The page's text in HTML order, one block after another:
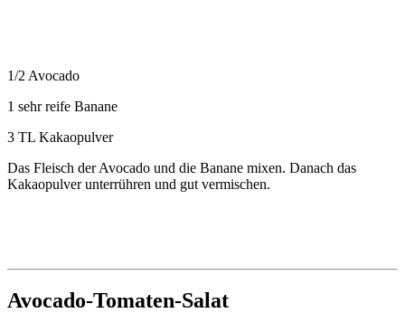
1/2 Avocado
1 sehr reife Banane
3 TL Kakaopulver
Das Fleisch der Avocado und die Banane mixen. Danach das
Kakaopulver unterrühren und gut vermischen.
Avocado-Tomaten-Salat